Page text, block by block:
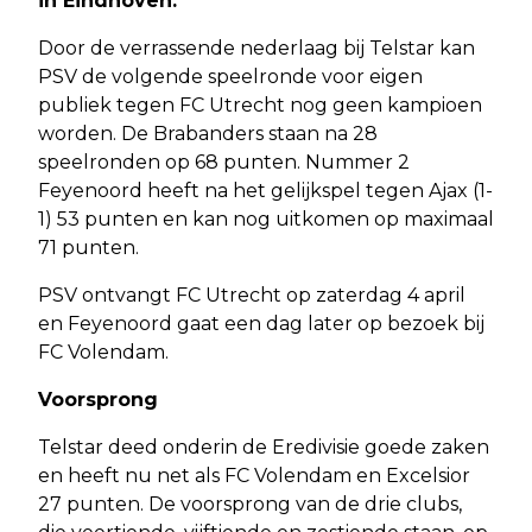
Door de verrassende nederlaag bij Telstar kan
PSV de volgende speelronde voor eigen
publiek tegen FC Utrecht nog geen kampioen
worden. De Brabanders staan na 28
speelronden op 68 punten. Nummer 2
Feyenoord heeft na het gelijkspel tegen Ajax (1-
1) 53 punten en kan nog uitkomen op maximaal
71 punten.
PSV ontvangt FC Utrecht op zaterdag 4 april
en Feyenoord gaat een dag later op bezoek bij
FC Volendam.
Voorsprong
Telstar deed onderin de Eredivisie goede zaken
en heeft nu net als FC Volendam en Excelsior
27 punten. De voorsprong van de drie clubs,